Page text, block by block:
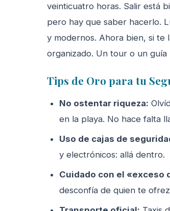
veinticuatro horas. Salir está
pero hay que saber hacerlo.
y modernos. Ahora bien, si te
organizado. Un tour o un
Tips de Oro para tu
No ostentar riqueza:
en la playa. No hace falta
Uso de cajas de
y electrónicos: allá dentro.
Cuidado con el «exceso
desconfía de quien te